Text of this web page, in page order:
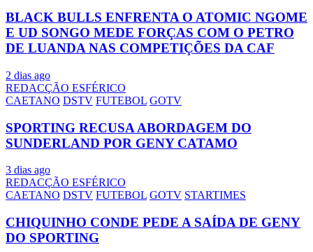
BLACK BULLS ENFRENTA O ATOMIC NGOME
E UD SONGO MEDE FORÇAS COM O PETRO
DE LUANDA NAS COMPETIÇÕES DA CAF
2 dias ago
REDACÇÃO ESFÉRICO
CAETANO DSTV FUTEBOL GOTV
SPORTING RECUSA ABORDAGEM DO
SUNDERLAND POR GENY CATAMO
3 dias ago
REDACÇÃO ESFÉRICO
CAETANO DSTV FUTEBOL GOTV STARTIMES
CHIQUINHO CONDE PEDE A SAÍDA DE GENY
DO SPORTING